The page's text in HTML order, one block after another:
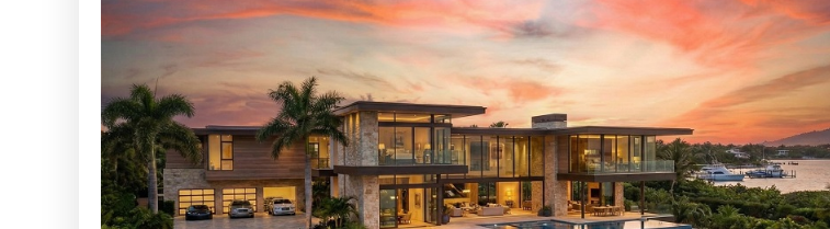
Wujudkan
Hunian
Premium
yang
Elegan
dan
Berkelas
Bersama